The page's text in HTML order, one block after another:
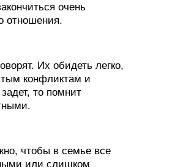
очень
отношения.
Их обидеть легко,
конфликтам и
то помнит
чтобы в семье все
или слишком